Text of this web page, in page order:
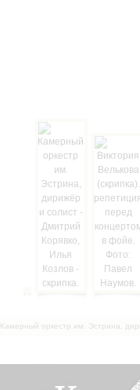
Камерный оркестр им. Эстрина,